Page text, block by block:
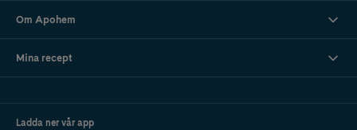
Om Apohem
Mina recept
Ladda ner vår app